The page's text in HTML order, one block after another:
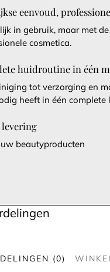
eenvoud,
in gebruik, maar met
cosmetica.
huidroutine in één
tot verzorging en
heeft in één complete
levering
beautyproducten
(0)